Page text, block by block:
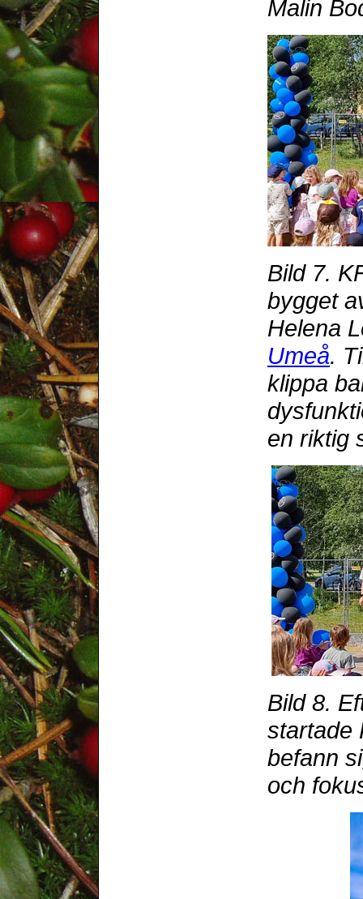
Malin
Bild 7.
bygget
Helena
Umeå.
klippa
en riktig
Bild 8.
startade
befann
och